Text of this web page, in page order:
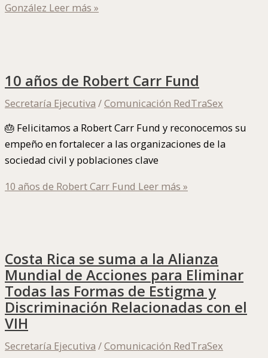
González Leer más »
10 años de Robert Carr Fund
Secretaría Ejecutiva /Comunicación RedTraSex
🎂 Felicitamos a Robert Carr Fund y reconocemos su
empeño en fortalecer a las organizaciones de la
sociedad civil y poblaciones clave
10 años de Robert Carr Fund Leer más »
Costa Rica se suma a la Alianza
Mundial de Acciones para Eliminar
Todas las Formas de Estigma y
Discriminación Relacionadas con el
VIH
Secretaría Ejecutiva /Comunicación RedTraSex